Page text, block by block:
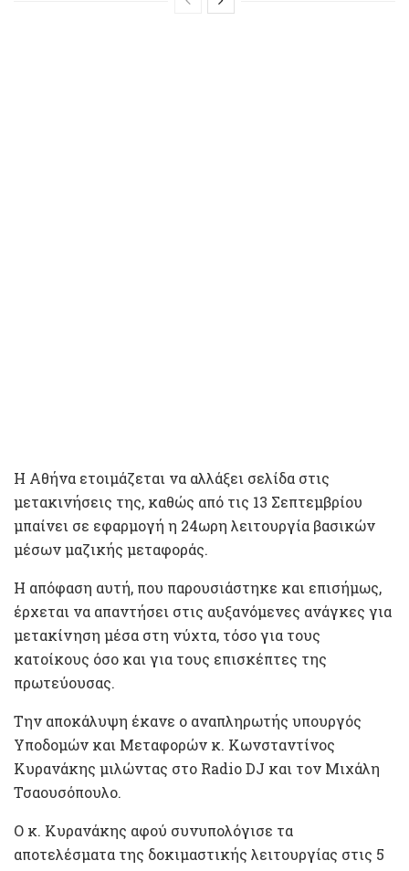
Η Αθήνα ετοιμάζεται να αλλάξει σελίδα στις
μετακινήσεις της, καθώς από τις 13 Σεπτεμβρίου
μπαίνει σε εφαρμογή η 24ωρη λειτουργία βασικών
μέσων μαζικής μεταφοράς.
Η απόφαση αυτή, που παρουσιάστηκε και επισήμως,
έρχεται να απαντήσει στις αυξανόμενες ανάγκες για
μετακίνηση μέσα στη νύχτα, τόσο για τους
κατοίκους όσο και για τους επισκέπτες της
πρωτεύουσας.
Την αποκάλυψη έκανε ο αναπληρωτής υπουργός
Υποδομών και Μεταφορών κ. Κωνσταντίνος
Κυρανάκης μιλώντας στο Radio DJ και τον Μιχάλη
Τσαουσόπουλο.
Ο κ. Κυρανάκης αφού συνυπολόγισε τα
αποτελέσματα της δοκιμαστικής λειτουργίας στις 5